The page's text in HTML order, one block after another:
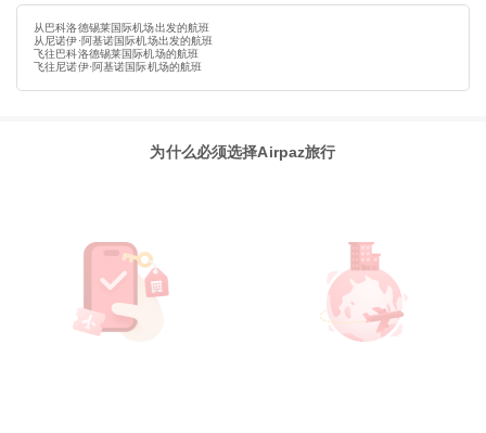
从巴科洛德锡莱国际机场出发的航班
从尼诺伊·阿基诺国际机场出发的航班
飞往巴科洛德锡莱国际机场的航班
飞往尼诺伊·阿基诺国际机场的航班
为什么必须选择Airpaz旅行